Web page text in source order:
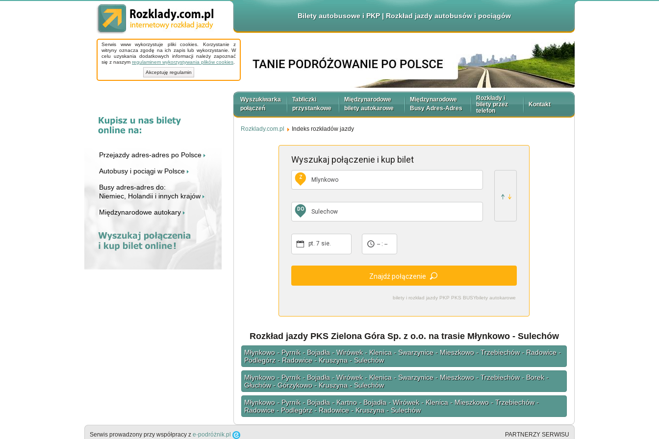
Bilety autobusowe i PKP | Rozkład jazdy autobusów i pociągów
Serwis www wykorzystuje pliki cookies. Korzystanie z
witryny oznacza zgodę na ich zapis lub wykorzystanie. W
celu uzyskania dodatkowych informacji należy zapoznać
się z naszym regulaminem wykorzystywania plików cookies
Akceptuję regulamin
Przejazdy adres-adres po Polsce
Autobusy i pociągi w Polsce
Busy adres-adres do:
Niemiec, Holandii i innych krajów
Międzynarodowe autokary
Wyszukiwarka
połączeń
Tabliczki
przystankowe
Międzynarodowe
bilety autokarowe
Międzynarodowe
Busy Adres-Adres
Rozkłady i
bilety przez
telefon
Kontakt
Rozklady.com.pl Indeks rozkładów jazdy
bilety i rozkład jazdy PKP PKS BUSYbilety autokarowe
Wyszukaj połączenie i kup bilet
Z
DO
pt. 7 sie. -- : --
Znajdź połączenie
Rozkład jazdy PKS Zielona Góra Sp. z o.o. na trasie Młynkowo - Sulechów
Młynkowo - Pyrnik - Bojadła - Wirówek - Klenica - Swarzynice - Mieszkowo - Trzebiechów - Radowice -
Podlegórz - Radowice - Kruszyna - Sulechów
Młynkowo - Pyrnik - Bojadła - Wirówek - Klenica - Swarzynice - Mieszkowo - Trzebiechów - Borek -
Głuchów - Górzykowo - Kruszyna - Sulechów
Młynkowo - Pyrnik - Bojadła - Kartno - Bojadła - Wirówek - Klenica - Mieszkowo - Trzebiechów -
Radowice - Podlegórz - Radowice - Kruszyna - Sulechów
Serwis prowadzony przy współpracy z e-podróżnik.pl PARTNERZY SERWISU